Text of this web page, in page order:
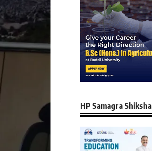
HP Samagra Shiksha